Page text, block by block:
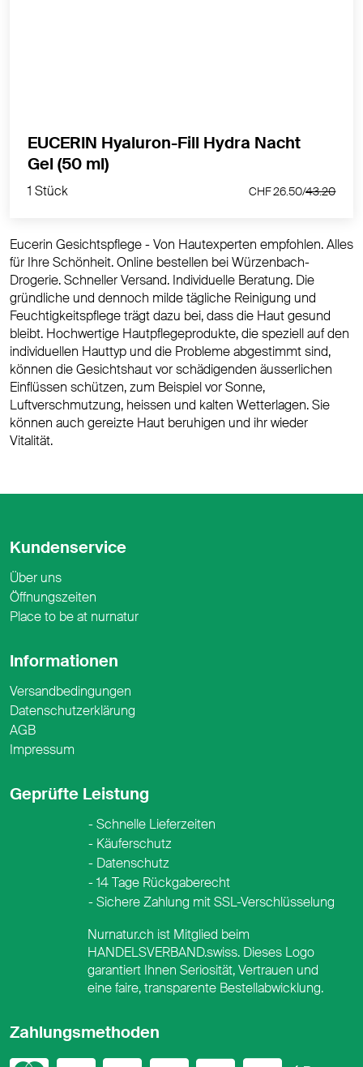
1 Stück
EUCERIN Hyaluron-Fill Hydra Nacht
Gel (50 ml)
1 Stück CHF 26.50/43.20
Eucerin Gesichtspflege - Von Hautexperten empfohlen. Alles
für Ihre Schönheit. Online bestellen bei Würzenbach-
Drogerie. Schneller Versand. Individuelle Beratung. Die
gründliche und dennoch milde tägliche Reinigung und
Feuchtigkeitspflege trägt dazu bei, dass die Haut gesund
bleibt. Hochwertige Hautpflegeprodukte, die speziell auf den
individuellen Hauttyp und die Probleme abgestimmt sind,
können die Gesichtshaut vor schädigenden äusserlichen
Einflüssen schützen, zum Beispiel vor Sonne,
Luftverschmutzung, heissen und kalten Wetterlagen. Sie
können auch gereizte Haut beruhigen und ihr wieder
Vitalität.
Kundenservice
Über uns
Öffnungszeiten
Place to be at nurnatur
Informationen
Versandbedingungen
Datenschutzerklärung
AGB
Impressum
Geprüfte Leistung
Schnelle Lieferzeiten
Käuferschutz
Datenschutz
14 Tage Rückgaberecht
Sichere Zahlung mit SSL-Verschlüsselung
Zahlungsmethoden
Nurnatur.ch ist Mitglied beim
HANDELSVERBAND.swiss. Dieses Logo
garantiert Ihnen Seriosität, Vertrauen und
eine faire, transparente Bestellabwicklung.